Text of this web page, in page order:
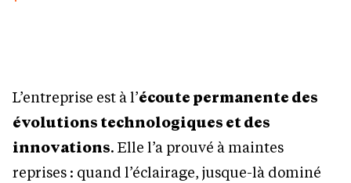
L’entreprise est à l’écoute permanente des
évolutions technologiques et des
innovations. Elle l’a prouvé à maintes
reprises : quand l’éclairage, jusque-là dominé